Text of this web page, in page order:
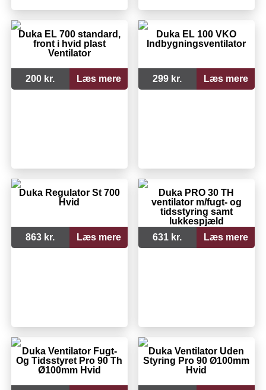
Duka EL 700 standard,
front i hvid plast
Ventilator
200 kr. Læs mere
Duka EL 100 VKO
Indbygningsventilator
299 kr. Læs mere
Duka Regulator St 700
Hvid
863 kr. Læs mere
Duka PRO 30 TH
ventilator m/fugt- og
tidsstyring samt
lukkespjæld
631 kr.
Læs mere
Duka Ventilator Fugt-
Og Tidsstyret Pro 90 Th
Ø100mm Hvid
Duka Ventilator Uden
Styring Pro 90 Ø100mm
Hvid